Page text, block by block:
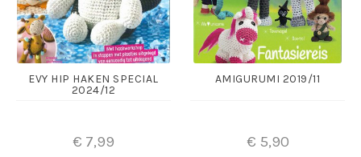
EVY HIP HAKEN SPECIAL
2024/12
€ 7,99
AMIGURUMI 2019/11
€ 5,90